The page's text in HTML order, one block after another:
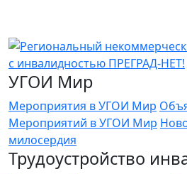
УГОИ Мир
Мероприятия в УГОИ Мир
Мероприятий в УГОИ Мир
милосердия
Трудоустройство